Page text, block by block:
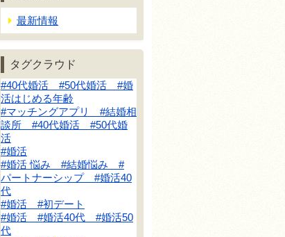
最新情報
タグクラウド
#40代婚活 #50代婚活 #婚
活はじめる年齢
#マッチングアプリ #結婚相
談所 #40代婚活 #50代婚
活
#婚活
#婚活 悩み #結婚悩み #
パートナーシップ #婚活40
代
#婚活 #初デート
#婚活 #婚活40代 #婚活50
代